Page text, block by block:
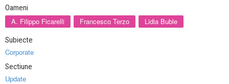
Oameni
A. Filippo Ficarelli Francesco Terzo Lidia Buble
Subiecte
Corporate
Sectiune
Update